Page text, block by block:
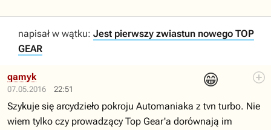
napisał w wątku: Jest pierwszy zwiastun nowego TOP
GEAR
07.05.2016 22:51
😁
qamyk
Szykuje się arcydzieło pokroju Automaniaka z tvn turbo. Nie
wiem tylko czy prowadzący Top Gear'a dorównają im